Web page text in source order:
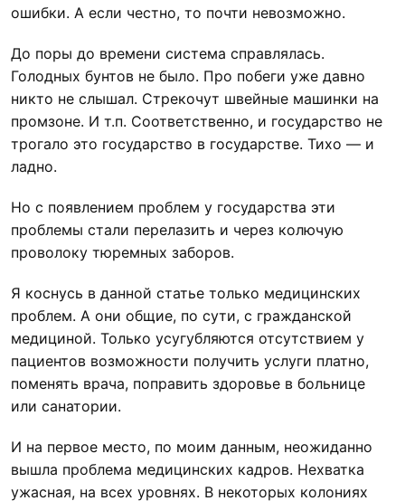
ошибки. А если честно, то почти невозможно.
До поры до времени система справлялась.
Голодных бунтов не было. Про побеги уже давно
никто не слышал. Стрекочут швейные машинки на
промзоне. И т.п. Соответственно, и государство не
трогало это государство в государстве. Тихо — и
ладно.
Но с появлением проблем у государства эти
проблемы стали перелазить и через колючую
проволоку тюремных заборов.
Я коснусь в данной статье только медицинских
проблем. А они общие, по сути, с гражданской
медициной. Только усугубляются отсутствием у
пациентов возможности получить услуги платно,
поменять врача, поправить здоровье в больнице
или санатории.
И на первое место, по моим данным, неожиданно
вышла проблема медицинских кадров. Нехватка
ужасная, на всех уровнях. В некоторых колониях